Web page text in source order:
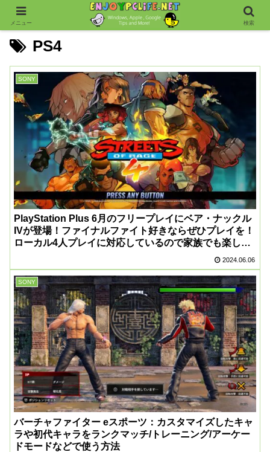
PS4
SONY
PlayStation Plus 6月のフリープレイにベア・ナックル
IVが登場！ファイナルファイト好きならぜひプレイを！
ローカル4人プレイに対応しているので家族でも楽しめ
2024.06.06
SONY
バーチャファイター eスポーツ：カスタマイズしたキャ
ラや初代キャラをランクマッチ/トレーニング/アーケー
ドモードなどで使う方法
メニュー 検索